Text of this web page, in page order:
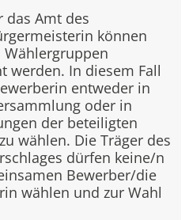
das Amt des
können
werden. In diesem Fall
entweder in
oder in
der beteiligten
wählen. Die Träger des
dürfen keine/n
Bewerber/die
wählen und zur Wahl